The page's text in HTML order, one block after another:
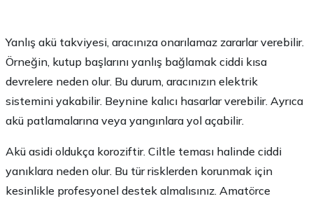
Yanlış akü takviyesi, aracınıza onarılamaz zararlar verebilir.
Örneğin, kutup başlarını yanlış bağlamak ciddi kısa
devrelere neden olur. Bu durum, aracınızın elektrik
sistemini yakabilir. Beynine kalıcı hasarlar verebilir. Ayrıca
akü patlamalarına veya yangınlara yol açabilir.
Akü asidi oldukça koroziftir. Ciltle teması halinde ciddi
yanıklara neden olur. Bu tür risklerden korunmak için
kesinlikle profesyonel destek almalısınız. Amatörce